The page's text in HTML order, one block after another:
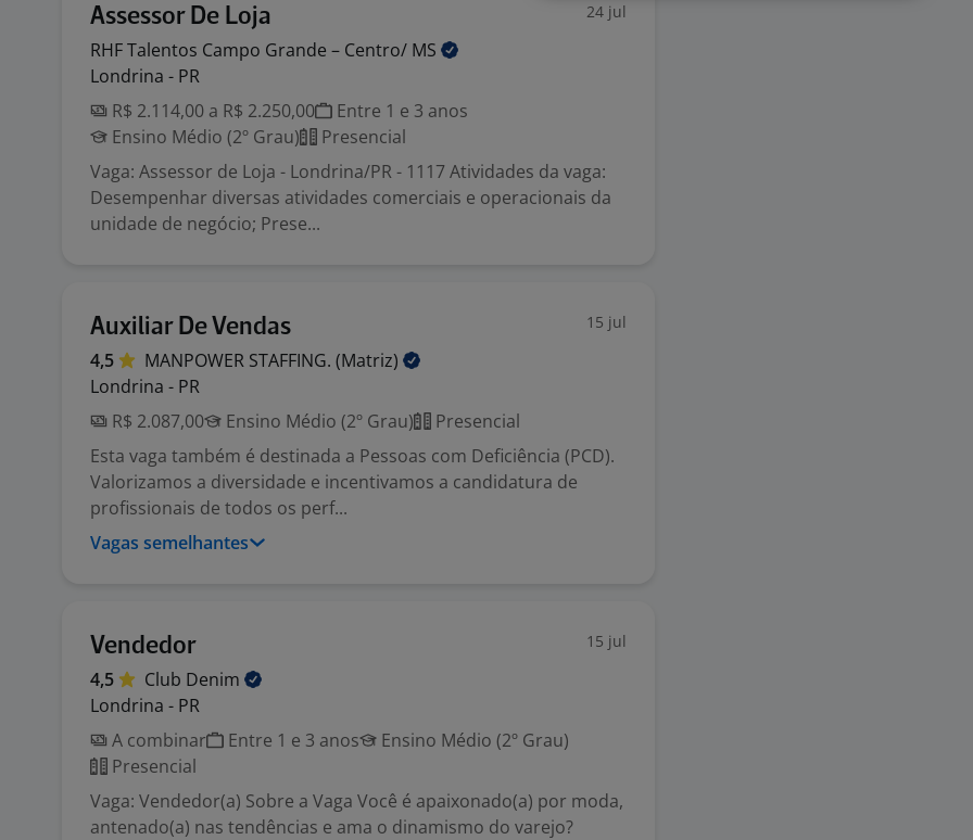
Assessor De Loja 24 jul
RHF Talentos Campo Grande – Centro/ MS
Londrina - PR
R$ 2.114,00 a R$ 2.250,00
Entre 1 e 3 anos
Ensino Médio (2º Grau)
Presencial
Vaga: Assessor de Loja - Londrina/PR - 1117 Atividades da vaga:
Desempenhar diversas atividades comerciais e operacionais da
unidade de negócio; Prese...
Auxiliar De Vendas 15 jul
4,5 MANPOWER STAFFING. (Matriz)
Londrina - PR
R$ 2.087,00
Ensino Médio (2º Grau)
Presencial
Esta vaga também é destinada a Pessoas com Deficiência (PCD).
Valorizamos a diversidade e incentivamos a candidatura de
profissionais de todos os perf...
Vagas semelhantes
Vendedor 15 jul
4,5 Club Denim
Londrina - PR
A combinar
Entre 1 e 3 anos
Ensino Médio (2º Grau)
Presencial
Vaga: Vendedor(a) Sobre a Vaga Você é apaixonado(a) por moda,
antenado(a) nas tendências e ama o dinamismo do varejo?